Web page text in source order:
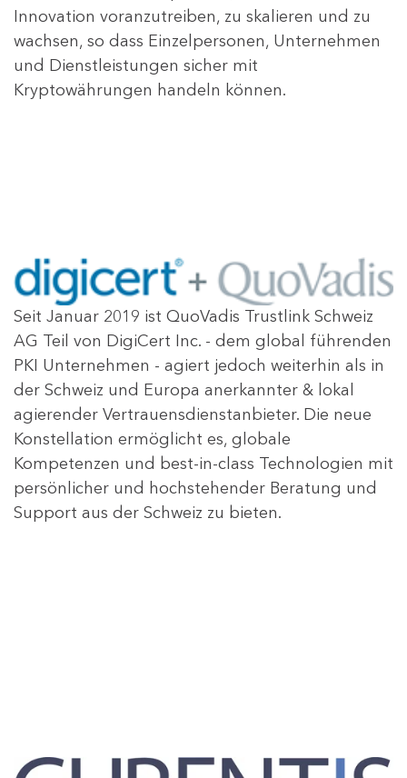
Innovation voranzutreiben, zu skalieren und zu
wachsen, so dass Einzelpersonen, Unternehmen
und Dienstleistungen sicher mit
Kryptowährungen handeln können.
Seit Januar 2019 ist QuoVadis Trustlink Schweiz
AG Teil von DigiCert Inc. - dem global führenden
PKI Unternehmen - agiert jedoch weiterhin als in
der Schweiz und Europa anerkannter & lokal
agierender Vertrauensdienstanbieter. Die neue
Konstellation ermöglicht es, globale
Kompetenzen und best-in-class Technologien mit
persönlicher und hochstehender Beratung und
Support aus der Schweiz zu bieten.